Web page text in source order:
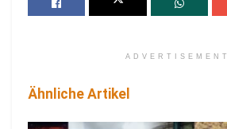
ADVERTISEMENT
Ähnliche Artikel